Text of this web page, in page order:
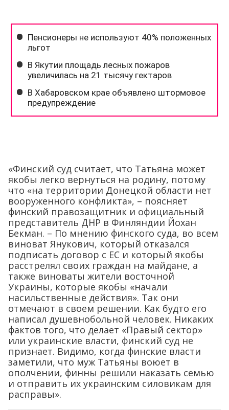
«Финский суд считает, что Татьяна может
якобы легко вернуться на родину, потому
что «на территории Донецкой области нет
вооруженного конфликта», – поясняет
финский правозащитник и официальный
представитель ДНР в Финляндии Йохан
Бекман. – По мнению финскогo суда, во всем
виноват Янукович, который отказался
подписать договор с ЕС и который якобы
расстрелял своих граждан на майдане, а
также виноваты жители восточной
Украины, которые якобы «начали
насильственные действия». Так они
отмечают в своем решении. Как будто его
написал душевнобольной человек. Никаких
фактов того, что делает «Правый сектор»
или украинские власти, финский суд не
признает. Видимо, когда финские власти
заметили, что муж Татьяны воюет в
ополчении, финны решили наказать семью
и отправить их украинским силовикам для
расправы».